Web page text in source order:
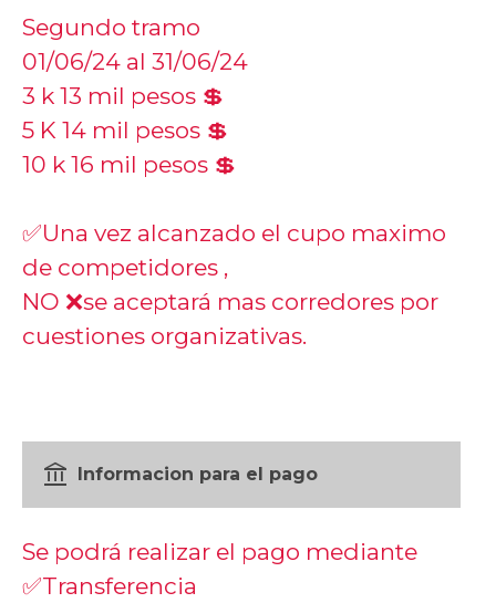
Segundo tramo
01/06/24 al 31/06/24
3 k 13 mil pesos 💲
5 K 14 mil pesos 💲
10 k 16 mil pesos 💲
✅Una vez alcanzado el cupo maximo
de competidores ,
NO ❌se aceptará mas corredores por
cuestiones organizativas.
account_balance Informacion para el pago
Se podrá realizar el pago mediante
✅Transferencia